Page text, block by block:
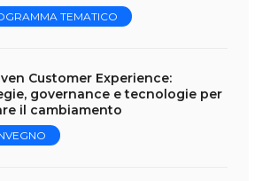
TEMATICO
Customer Experience:
governance e tecnologie per
il cambiamento